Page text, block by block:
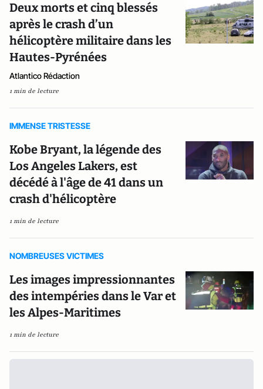
Deux morts et cinq blessés
après le crash d’un
hélicoptère militaire dans les
Hautes-Pyrénées
Atlantico Rédaction
1 min de lecture
IMMENSE TRISTESSE
Kobe Bryant, la légende des
Los Angeles Lakers, est
décédé à l'âge de 41 dans un
crash d'hélicoptère
1 min de lecture
NOMBREUSES VICTIMES
Les images impressionnantes
des intempéries dans le Var et
les Alpes-Maritimes
1 min de lecture